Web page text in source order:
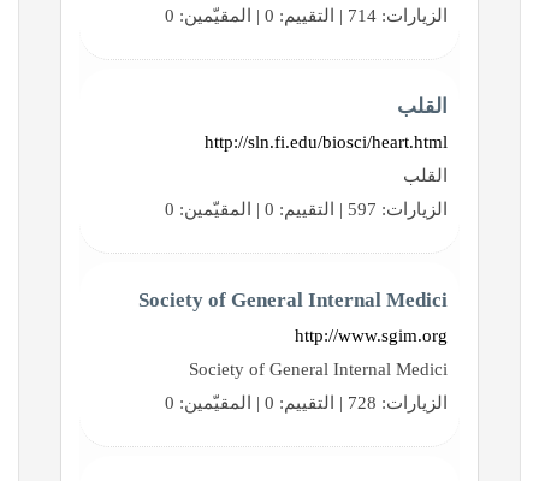
الزيارات: 714 | التقييم: 0 | المقيّمين: 0
القلب
http://sln.fi.edu/biosci/heart.html
القلب
الزيارات: 597 | التقييم: 0 | المقيّمين: 0
Society of General Internal Medici
http://www.sgim.org
Society of General Internal Medici
الزيارات: 728 | التقييم: 0 | المقيّمين: 0